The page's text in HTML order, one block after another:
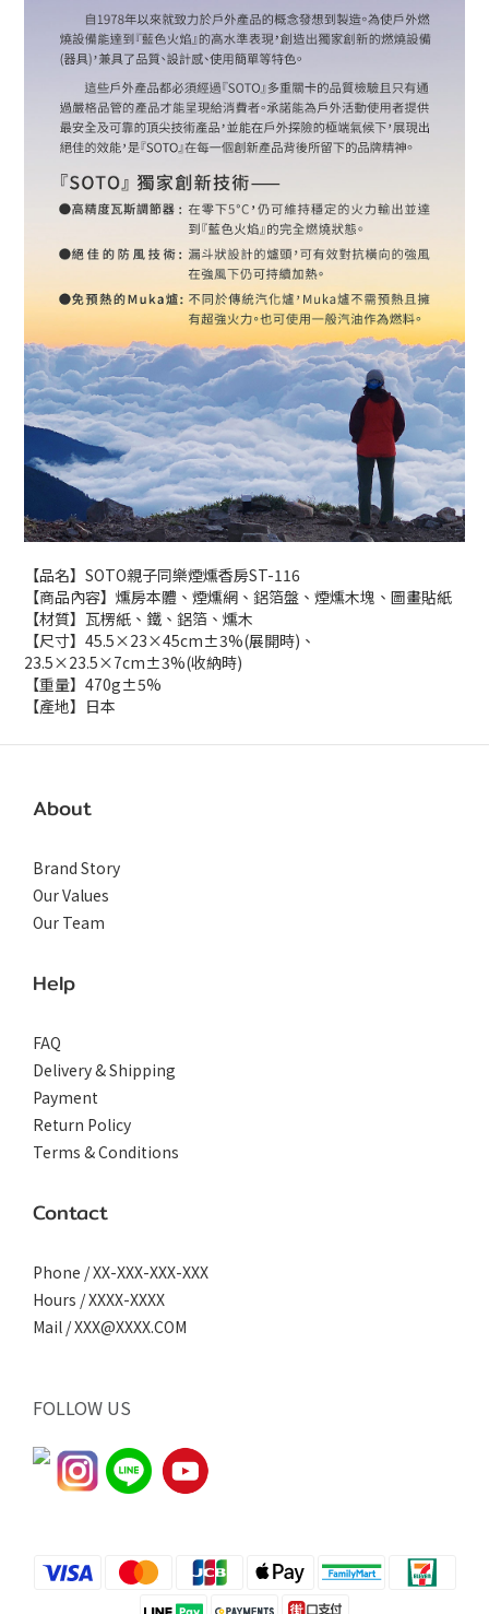
【品名】SOTO親子同樂煙燻香房ST-116
【商品內容】燻房本體、煙燻網、鋁箔盤、煙燻木塊、圖畫貼紙
【材質】瓦楞紙、鐵、鋁箔、燻木
【尺寸】45.5×23×45cm±3%(展開時)、
23.5×23.5×7cm±3%(收納時)
【重量】470g±5%
【產地】日本
About
Brand Story
Our Values
Our Team
Help
FAQ
Delivery & Shipping
Payment
Return Policy
Terms & Conditions
Contact
Phone / XX-XXX-XXX-XXX
Hours / XXXX-XXXX
Mail / XXX@XXXX.COM
FOLLOW US